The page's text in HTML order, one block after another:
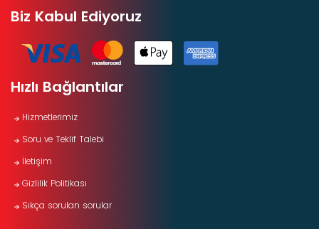
Biz Kabul Ediyoruz
Hızlı Bağlantılar
Hizmetlerimiz
Soru ve Teklif Talebi
İletişim
Gizlilik Politikası
Sıkça sorulan sorular